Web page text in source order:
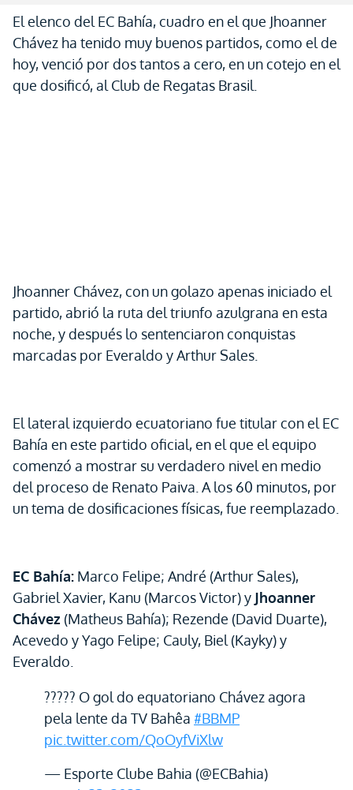
El elenco del EC Bahía, cuadro en el que Jhoanner
Chávez ha tenido muy buenos partidos, como el de
hoy, venció por dos tantos a cero, en un cotejo en el
que dosificó, al Club de Regatas Brasil.
Jhoanner Chávez, con un golazo apenas iniciado el
partido, abrió la ruta del triunfo azulgrana en esta
noche, y después lo sentenciaron conquistas
marcadas por Everaldo y Arthur Sales.
El lateral izquierdo ecuatoriano fue titular con el EC
Bahía en este partido oficial, en el que el equipo
comenzó a mostrar su verdadero nivel en medio
del proceso de Renato Paiva. A los 60 minutos, por
un tema de dosificaciones físicas, fue reemplazado.
EC Bahía: Marco Felipe; André (Arthur Sales),
Gabriel Xavier, Kanu (Marcos Victor) y Jhoanner
Chávez (Matheus Bahía); Rezende (David Duarte),
Acevedo y Yago Felipe; Cauly, Biel (Kayky) y
Everaldo.
????? O gol do equatoriano Chávez agora
pela lente da TV Bahêa #BBMP
pic.twitter.com/QoOyfViXlw
— Esporte Clube Bahia (@ECBahia)